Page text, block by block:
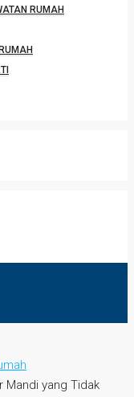
RUMAH
Mandi yang Tidak